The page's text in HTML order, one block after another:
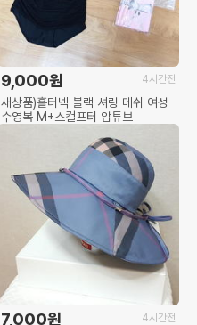
4시간전
9,000원
새상품)홀터넥 블랙 셔링 메쉬 여성
수영복 M+스컬프터 암튜브
4시간전
7,000원